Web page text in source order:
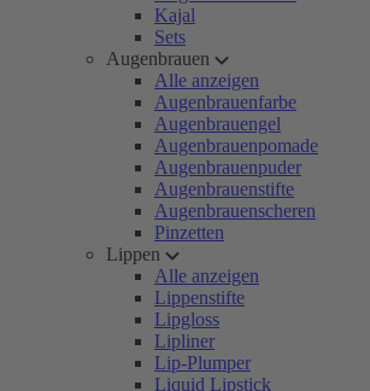
Kajal
Sets
Augenbrauen
Alle anzeigen
Augenbrauenfarbe
Augenbrauengel
Augenbrauenpomade
Augenbrauenpuder
Augenbrauenstifte
Augenbrauenscheren
Pinzetten
Lippen
Alle anzeigen
Lippenstifte
Lipgloss
Lipliner
Lip-Plumper
Liquid Lipstick